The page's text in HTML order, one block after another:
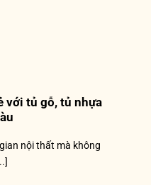
với tủ gỗ, tủ nhựa
nội thất mà không